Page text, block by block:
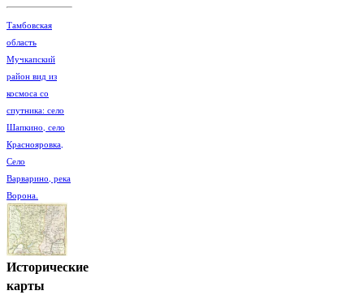
Тамбовская
область
Мучкапский
район вид из
космоса со
спутника: село
Шапкино, село
Краснояровка,
Село
Варварино, река
Ворона.
Исторические
карты